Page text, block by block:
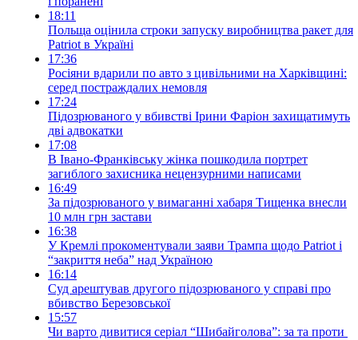
18:11
Польща оцінила строки запуску виробництва ракет для
Patriot в Україні
17:36
Росіяни вдарили по авто з цивільними на Харківщині:
серед постраждалих немовля
17:24
Підозрюваного у вбивстві Ірини Фаріон захищатимуть
дві адвокатки
17:08
В Івано-Франківську жінка пошкодила портрет
загиблого захисника нецензурними написами
16:49
За підозрюваного у вимаганні хабаря Тищенка внесли
10 млн грн застави
16:38
У Кремлі прокоментували заяви Трампа щодо Patriot і
“закриття неба” над Україною
16:14
Суд арештував другого підозрюваного у справі про
вбивство Березовської
15:57
Чи варто дивитися серіал “Шибайголова”: за та проти